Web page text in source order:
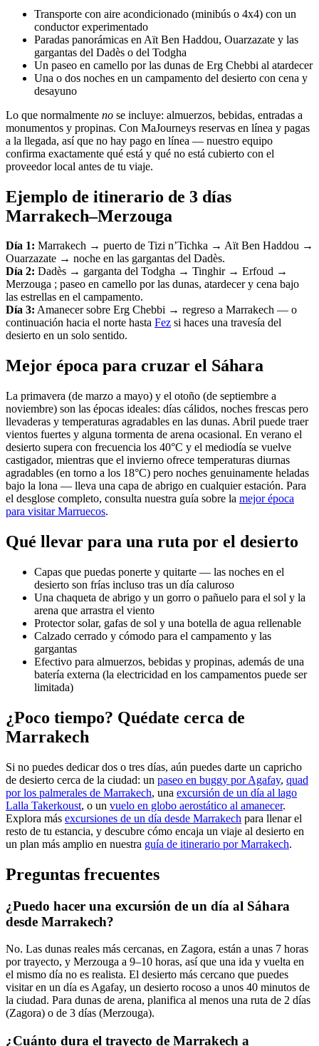
Transporte con aire acondicionado (minibús o 4x4) con un
conductor experimentado
Paradas panorámicas en Aït Ben Haddou, Ouarzazate y las
gargantas del Dadès o del Todgha
Un paseo en camello por las dunas de Erg Chebbi al atardecer
Una o dos noches en un campamento del desierto con cena y
desayuno
Lo que normalmente no se incluye: almuerzos, bebidas, entradas a
monumentos y propinas. Con MaJourneys reservas en línea y pagas
a la llegada, así que no hay pago en línea — nuestro equipo
confirma exactamente qué está y qué no está cubierto con el
proveedor local antes de tu viaje.
Ejemplo de itinerario de 3 días
Marrakech–Merzouga
Día 1: Marrakech → puerto de Tizi n’Tichka → Aït Ben Haddou →
Ouarzazate → noche en las gargantas del Dadès.
Día 2: Dadès → garganta del Todgha → Tinghir → Erfoud →
Merzouga ; paseo en camello por las dunas, atardecer y cena bajo
las estrellas en el campamento.
Día 3: Amanecer sobre Erg Chebbi → regreso a Marrakech — o
continuación hacia el norte hasta Fez si haces una travesía del
desierto en un solo sentido.
Mejor época para cruzar el Sáhara
La primavera (de marzo a mayo) y el otoño (de septiembre a
noviembre) son las épocas ideales: días cálidos, noches frescas pero
llevaderas y temperaturas agradables en las dunas. Abril puede traer
vientos fuertes y alguna tormenta de arena ocasional. En verano el
desierto supera con frecuencia los 40°C y el mediodía se vuelve
castigador, mientras que el invierno ofrece temperaturas diurnas
agradables (en torno a los 18°C) pero noches genuinamente heladas
bajo la lona — lleva una capa de abrigo en cualquier estación. Para
el desglose completo, consulta nuestra guía sobre la mejor época
para visitar Marruecos.
Qué llevar para una ruta por el desierto
Capas que puedas ponerte y quitarte — las noches en el
desierto son frías incluso tras un día caluroso
Una chaqueta de abrigo y un gorro o pañuelo para el sol y la
arena que arrastra el viento
Protector solar, gafas de sol y una botella de agua rellenable
Calzado cerrado y cómodo para el campamento y las
gargantas
Efectivo para almuerzos, bebidas y propinas, además de una
batería externa (la electricidad en los campamentos puede ser
limitada)
¿Poco tiempo? Quédate cerca de
Marrakech
Si no puedes dedicar dos o tres días, aún puedes darte un capricho
de desierto cerca de la ciudad: un paseo en buggy por Agafay, quad
por los palmerales de Marrakech, una excursión de un día al lago
Lalla Takerkoust, o un vuelo en globo aerostático al amanecer.
Explora más excursiones de un día desde Marrakech para llenar el
resto de tu estancia, y descubre cómo encaja un viaje al desierto en
un plan más amplio en nuestra guía de itinerario por Marrakech.
Preguntas frecuentes
¿Puedo hacer una excursión de un día al Sáhara
desde Marrakech?
No. Las dunas reales más cercanas, en Zagora, están a unas 7 horas
por trayecto, y Merzouga a 9–10 horas, así que una ida y vuelta en
el mismo día no es realista. El desierto más cercano que puedes
visitar en un día es Agafay, un desierto rocoso a unos 40 minutos de
la ciudad. Para dunas de arena, planifica al menos una ruta de 2 días
(Zagora) o de 3 días (Merzouga).
¿Cuánto dura el trayecto de Marrakech a